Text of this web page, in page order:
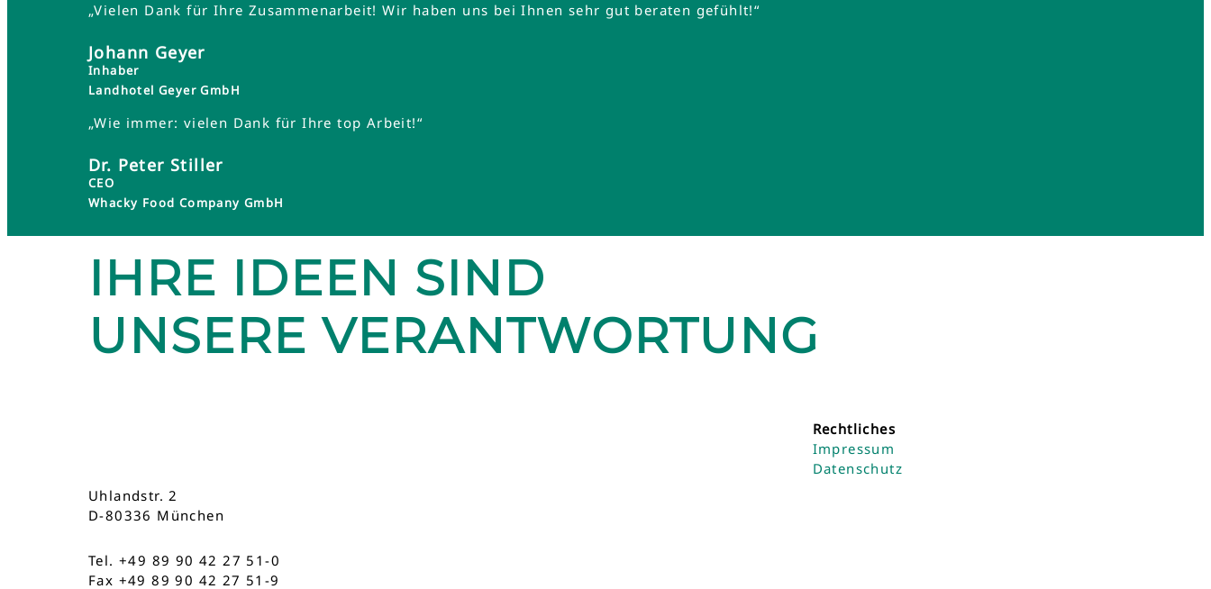
„Vielen Dank für Ihre Zusammenarbeit! Wir haben uns bei Ihnen sehr gut beraten gefühlt!“
Johann Geyer
Inhaber
Landhotel Geyer GmbH
„Wie immer: vielen Dank für Ihre top Arbeit!“
Dr. Peter Stiller
CEO
Whacky Food Company GmbH
IHRE IDEEN SIND
UNSERE VERANTWORTUNG
Uhlandstr. 2
D-80336 München
Tel. +49 89 90 42 27 51-0
Fax +49 89 90 42 27 51-9
Rechtliches
Impressum
Datenschutz